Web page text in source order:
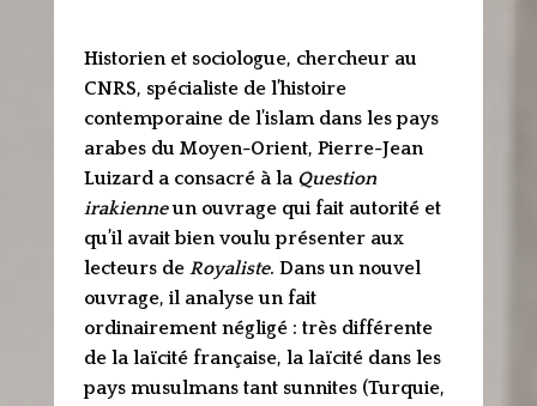
Historien et sociologue, chercheur au
CNRS, spécialiste de l’histoire
contemporaine de l’islam dans les pays
arabes du Moyen-Orient, Pierre-Jean
Luizard a consacré à la Question
irakienneun ouvrage qui fait autorité et
qu’il avait bien voulu présenter aux
lecteurs de Royaliste. Dans un nouvel
ouvrage, il analyse un fait
ordinairement négligé : très différente
de la laïcité française, la laïcité dans les
pays musulmans tant sunnites (Turquie,